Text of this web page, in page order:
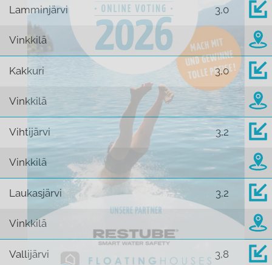
Lamminjärvi 3,0
Vinkkilä
Kakkuri 3,0
Vinkkilä
Vihtijärvi 3,2
Vinkkilä
Laukasjärvi 3,2
Vinkkilä
Vallijärvi 3,8